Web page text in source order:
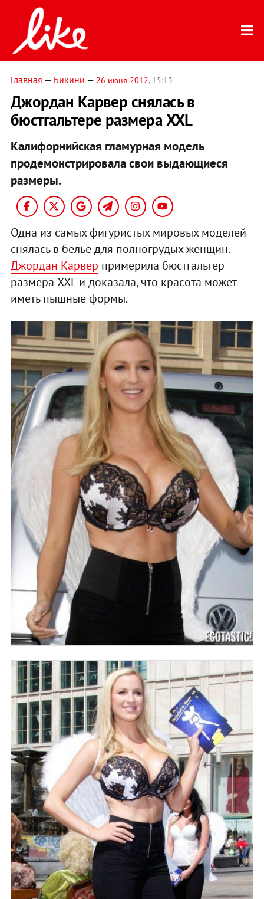
Главная — Бикини — 26 июня 2012, 15:13
Джордан Карвер снялась в
бюстгальтере размера XXL
Калифорнийская гламурная модель
продемонстрировала свои выдающиеся
размеры.
Одна из самых фигуристых мировых моделей
снялась в белье для полногрудых женщин.
Джордан Карвер примерила бюстгальтер
размера XXL и доказала, что красота может
иметь пышные формы.